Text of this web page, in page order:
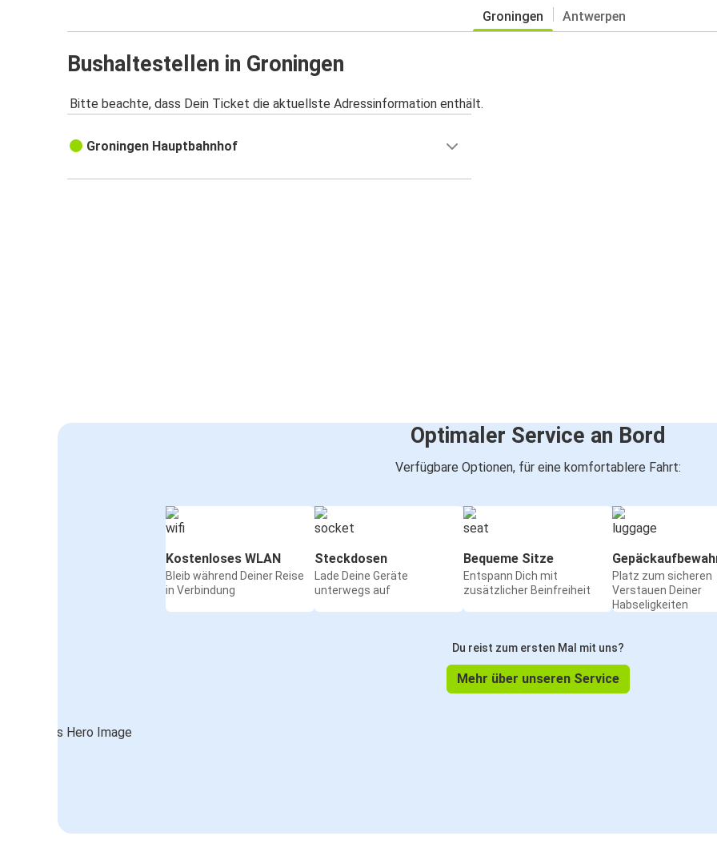
Groningen Antwerpen
Bushaltestellen in Groningen
Bitte beachte, dass Dein Ticket die aktuellste Adressinformation enthält.
Groningen Hauptbahnhof
Optimaler Service an Bord
Verfügbare Optionen, für eine komfortablere Fahrt:
Kostenloses WLAN
Bleib während Deiner Reise
in Verbindung
Steckdosen
Lade Deine Geräte
unterwegs auf
Bequeme Sitze
Entspann Dich mit
zusätzlicher Beinfreiheit
Platz zum sicheren
Verstauen Deiner
Habseligkeiten
Du reist zum ersten Mal mit uns?
Mehr über unseren Service